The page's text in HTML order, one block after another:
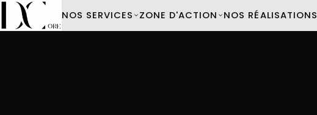
NOS SERVICES ZONE D'ACTION NOS RÉALISATIONS